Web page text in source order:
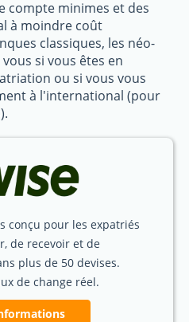
compte minimes et des
à moindre coût
classiques, les néo-
si vous êtes en
ou si vous vous
à l'international (pour
conçu pour les expatriés
de recevoir et de
plus de 50 devises.
de change réel.